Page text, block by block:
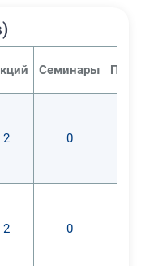
иные
позволяет
Семинары
2 0
2 0